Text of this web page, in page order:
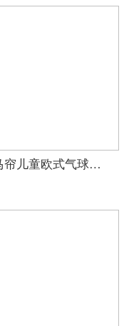
罗马帘儿童欧式气球帘田园风小清新刺绣成品提拉帘客厅半帘升降帘窗帘 窗帘成品 窗帘 客厅 飘窗窗帘 高度1.45米魔术贴 欧式白色纱0.8米宽